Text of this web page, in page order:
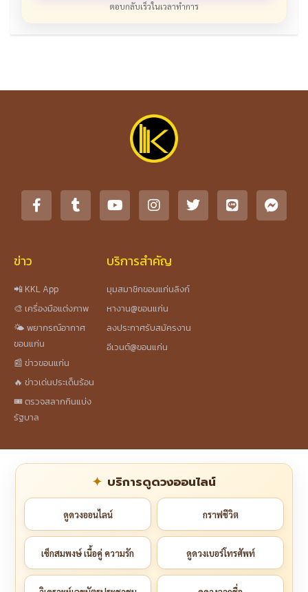
ตอบกลับเร็วในเวลาทำการ
ข่าว
📲 KKL App
🎨 เครื่องมือแต่งภาพ
🌤️ พยากรณ์อากาศ
ขอนแก่น
📰 ข่าวขอนแก่น
🔥 ข่าวเด่นประเด็นร้อน
🎟️ ตรวจสลากกินแบ่ง
รัฐบาล
บริการสำคัญ
มุมสมาชิกขอนแก่นลิงก์
หางาน@ขอนแก่น
ลงประกาศรับสมัครงาน
อีเวนต์@ขอนแก่น
บริการดูดวงออนไลน์
ดูดวงออนไลน์ กราฟชีวิต
เช็กสมพงษ์ เนื้อคู่ ความรัก ดูดวงเบอร์โทรศัพท์